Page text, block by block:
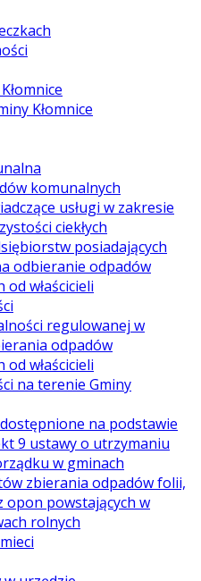
Kłomnice
komunalnych
usługi w zakresie
ciekłych
posiadających
odbieranie odpadów
właścicieli
regulowanej w
odpadów
właścicieli
na terenie Gminy
na podstawie
9 ustawy o utrzymaniu
w gminach
zbierania odpadów folii,
opon powstających w
rolnych